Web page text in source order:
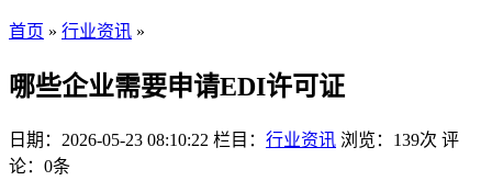
首页 » 行业资讯 »
哪些企业需要申请EDI许可证
日期：2026-05-23 08:10:22 栏目： 行业资讯 浏览：139次 评
论：0条